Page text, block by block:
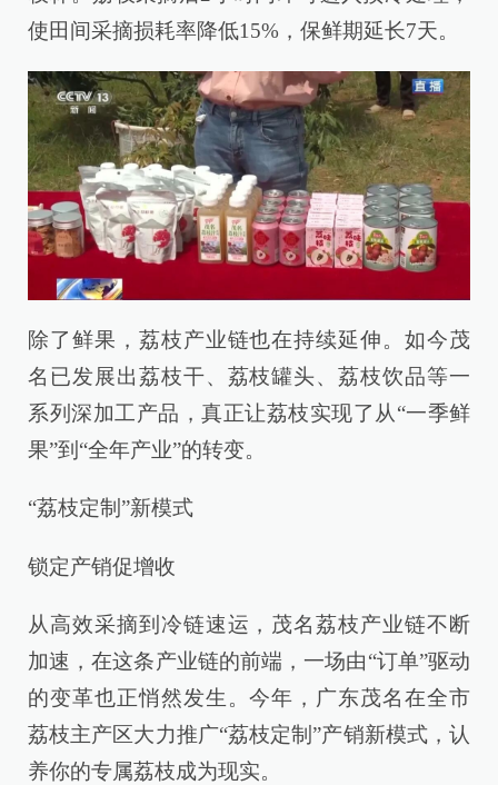
使田间采摘损耗率降低15%，保鲜期延长7天。
除了鲜果，荔枝产业链也在持续延伸。如今茂
名已发展出荔枝干、荔枝罐头、荔枝饮品等一
系列深加工产品，真正让荔枝实现了从“一季鲜
果”到“全年产业”的转变。
“荔枝定制”新模式
锁定产销促增收
从高效采摘到冷链速运，茂名荔枝产业链不断
加速，在这条产业链的前端，一场由“订单”驱动
的变革也正悄然发生。今年，广东茂名在全市
荔枝主产区大力推广“荔枝定制”产销新模式，认
养你的专属荔枝成为现实。